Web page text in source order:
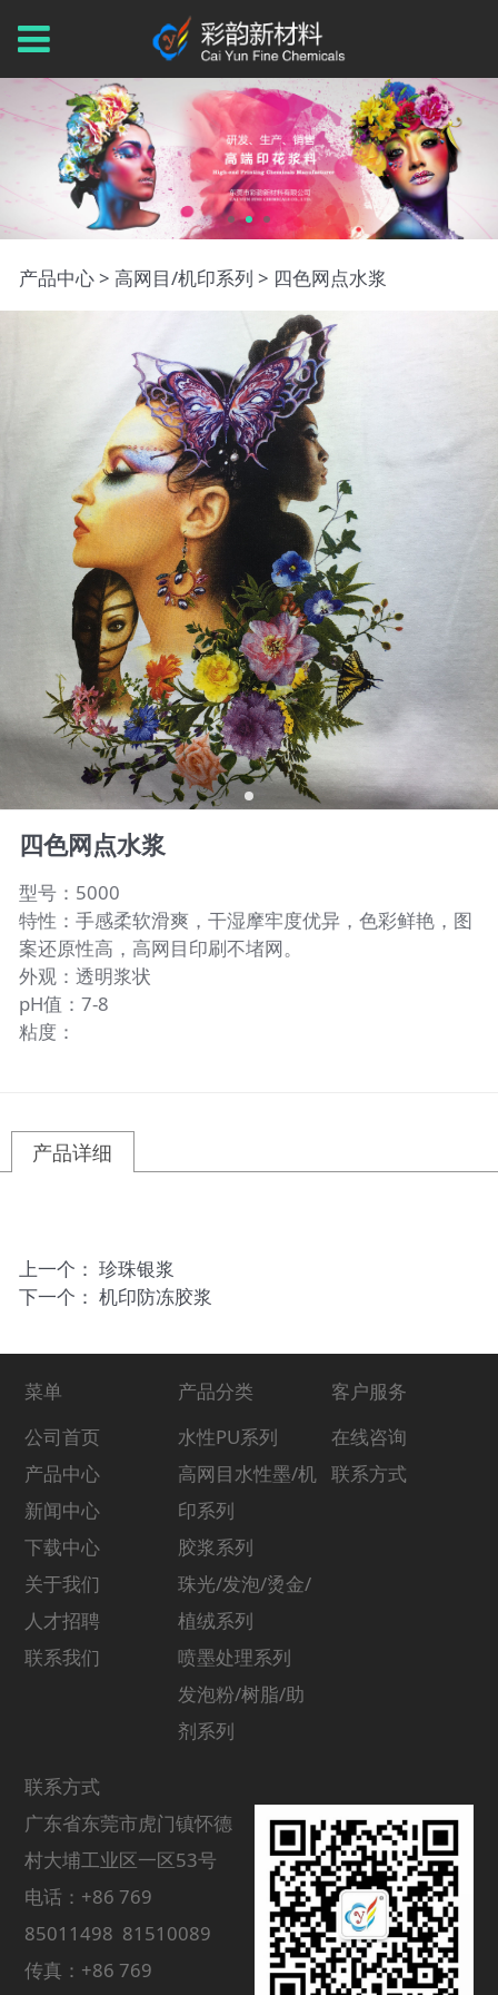
四色网点水浆
产品中心> 高网目/机印系列 > 四色网点水浆
四色网点水浆
型号：5000
特性：手感柔软滑爽，干湿摩牢度优异，色彩鲜艳，图
案还原性高，高网目印刷不堵网。
外观：透明浆状
pH值：7-8
粘度：
产品详细
上一个： 珍珠银浆
下一个： 机印防冻胶浆
菜单
公司首页
产品中心
新闻中心
下载中心
关于我们
人才招聘
联系我们
产品分类
水性PU系列
高网目水性墨/机
印系列
胶浆系列
珠光/发泡/烫金/
植绒系列
喷墨处理系列
发泡粉/树脂/助
剂系列
客户服务
在线咨询
联系方式
联系方式
广东省东莞市虎门镇怀德
村大埔工业区一区53号
电话：+86 769
85011498 81510089
传真：+86 769